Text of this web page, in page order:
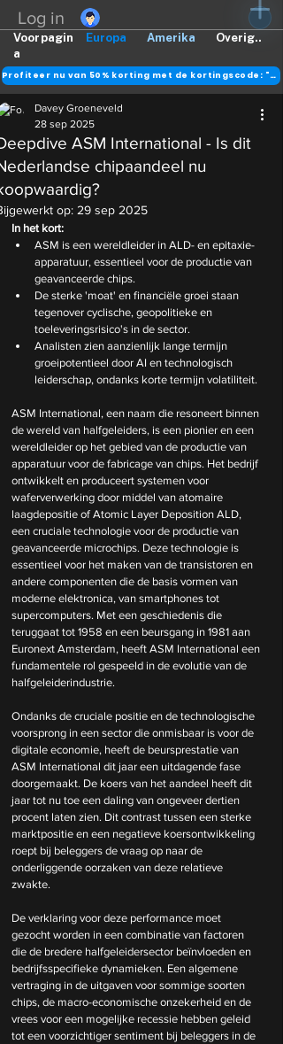
Log in
Europa Amerika Overig..
Voorpagin
a
Profiteer nu van 50% korting met de kortingscode: "DANK"
ASM International - Is dit
chipaandeel nu
Davey Groeneveld
28 sep 2025
op: 29 sep 2025
In het kort:
ASM is een wereldleider in ALD- en epitaxie-
apparatuur, essentieel voor de productie van
geavanceerde chips.
De sterke 'moat' en financiële groei staan
tegenover cyclische, geopolitieke en
toeleveringsrisico's in de sector.
Analisten zien aanzienlijk lange termijn
groeipotentieel door AI en technologisch
leiderschap, ondanks korte termijn volatiliteit.
ASM International, een naam die resoneert binnen
de wereld van halfgeleiders, is een pionier en een
wereldleider op het gebied van de productie van
apparatuur voor de fabricage van chips. Het bedrijf
ontwikkelt en produceert systemen voor
waferverwerking door middel van atomaire
laagdepositie of Atomic Layer Deposition ALD,
een cruciale technologie voor de productie van
geavanceerde microchips. Deze technologie is
essentieel voor het maken van de transistoren en
andere componenten die de basis vormen van
moderne elektronica, van smartphones tot
supercomputers. Met een geschiedenis die
teruggaat tot 1958 en een beursgang in 1981 aan
Euronext Amsterdam, heeft ASM International een
fundamentele rol gespeeld in de evolutie van de
halfgeleiderindustrie.
Ondanks de cruciale positie en de technologische
voorsprong in een sector die onmisbaar is voor de
digitale economie, heeft de beursprestatie van
ASM International dit jaar een uitdagende fase
doorgemaakt. De koers van het aandeel heeft dit
jaar tot nu toe een daling van ongeveer dertien
procent laten zien. Dit contrast tussen een sterke
marktpositie en een negatieve koersontwikkeling
roept bij beleggers de vraag op naar de
onderliggende oorzaken van deze relatieve
zwakte.
De verklaring voor deze performance moet
gezocht worden in een combinatie van factoren
die de bredere halfgeleidersector beïnvloeden en
bedrijfsspecifieke dynamieken. Een algemene
vertraging in de uitgaven voor sommige soorten
chips, de macro-economische onzekerheid en de
vrees voor een mogelijke recessie hebben geleid
tot een voorzichtiger sentiment bij beleggers in de